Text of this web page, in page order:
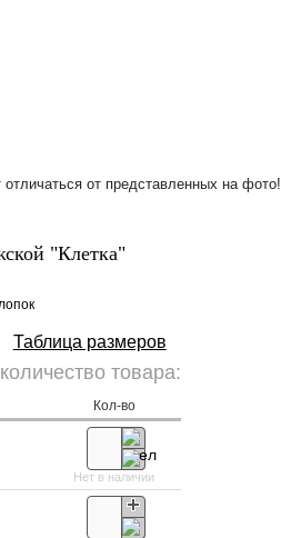
от представленных на фото!
"Клетка"
Таблица размеров
товара:
Кол-во
Нет в наличии